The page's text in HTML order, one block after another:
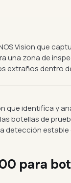
Vision que
una zona de
extraños dentro
que identifica y
botellas de
detección estable
para